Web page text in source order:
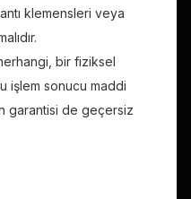
klemensleri veya
bir fiziksel
işlem sonucu maddi
garantisi de geçersiz